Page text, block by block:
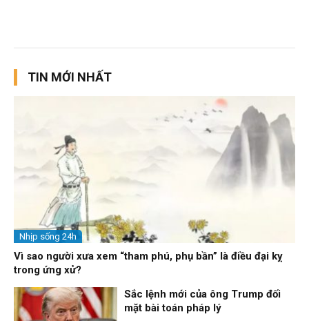
TIN MỚI NHẤT
Nhịp sống 24h
Vì sao người xưa xem “tham phú, phụ bần” là điều đại kỵ
trong ứng xử?
Sắc lệnh mới của ông Trump đối
mặt bài toán pháp lý